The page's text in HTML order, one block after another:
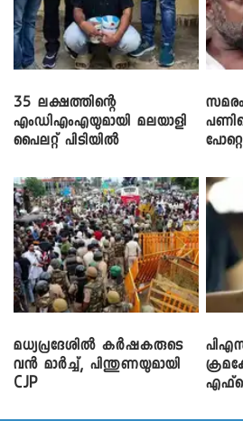
35 ലക്ഷത്തിന്റെ
എംഡിഎംഎയുമായി മലയാളി
പൈലറ്റ് പിടിയിൽ
മധ്യപ്രദേശിൽ കർഷകരുടെ
വൻ മാർച്ച്, പിന്തുണയുമായി
CJP